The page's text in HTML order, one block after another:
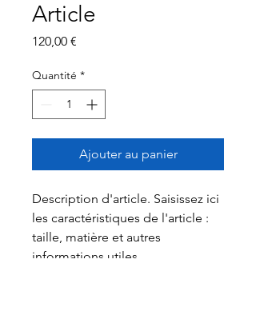
Article
120,00 €
Quantité *
Ajouter au panier
Description d'article. Saisissez ici
les caractéristiques de l'article :
taille, matière et autres
informations utiles.